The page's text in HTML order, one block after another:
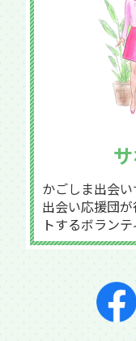
かごしま出会
出会い応援団
トするボランテ